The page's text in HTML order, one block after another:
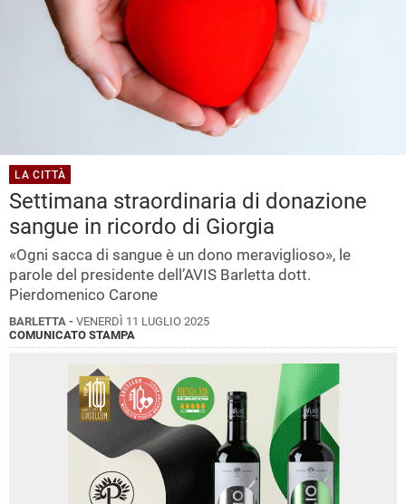
LA CITTÀ
Settimana straordinaria di donazione
sangue in ricordo di Giorgia
«Ogni sacca di sangue è un dono meraviglioso», le
parole del presidente dell’AVIS Barletta dott.
Pierdomenico Carone
BARLETTA - VENERDÌ 11 LUGLIO 2025
COMUNICATO STAMPA